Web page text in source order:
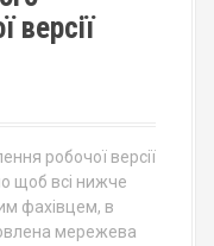
версії
робочої версії
щоб всі нижче
фахівцем, в
мережева